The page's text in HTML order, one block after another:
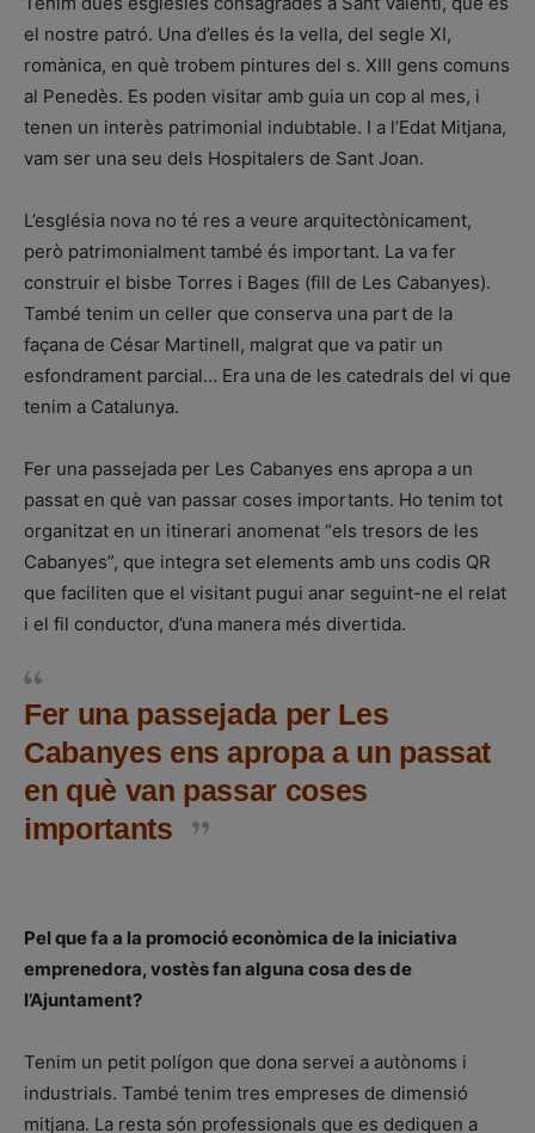
el nostre patró. Una d’elles és la vella, del segle XI,
romànica, en què trobem pintures del s. XIII gens comuns
al Penedès. Es poden visitar amb guia un cop al mes, i
tenen un interès patrimonial indubtable. I a l’Edat Mitjana,
vam ser una seu dels Hospitalers de Sant Joan.
L’església nova no té res a veure arquitectònicament,
però patrimonialment també és important. La va fer
construir el bisbe Torres i Bages (fill de Les Cabanyes).
També tenim un celler que conserva una part de la
façana de César Martinell, malgrat que va patir un
esfondrament parcial… Era una de les catedrals del vi que
tenim a Catalunya.
Fer una passejada per Les Cabanyes ens apropa a un
passat en què van passar coses importants. Ho tenim tot
organitzat en un itinerari anomenat “els tresors de les
Cabanyes”, que integra set elements amb uns codis QR
que faciliten que el visitant pugui anar seguint-ne el relat
i el fil conductor, d’una manera més divertida.
Fer una passejada per Les
Cabanyes ens apropa a un passat
en què van passar coses
importants
Pel que fa a la promoció econòmica de la iniciativa
emprenedora, vostès fan alguna cosa des de
l’Ajuntament?
Tenim un petit polígon que dona servei a autònoms i
industrials. També tenim tres empreses de dimensió
mitjana. La resta són professionals que es dediquen a